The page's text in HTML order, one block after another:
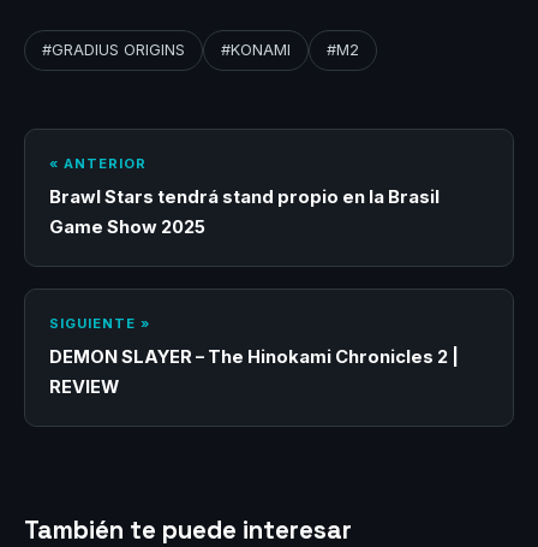
#GRADIUS ORIGINS #KONAMI #M2
« ANTERIOR
Brawl Stars tendrá stand propio en la Brasil
Game Show 2025
SIGUIENTE »
DEMON SLAYER – The Hinokami Chronicles 2 |
REVIEW
También te puede interesar